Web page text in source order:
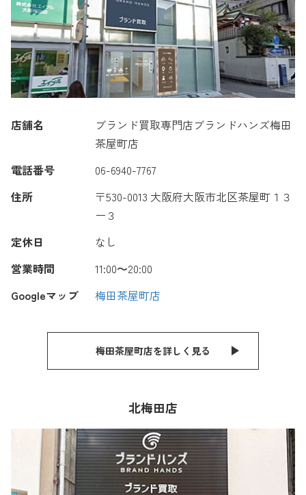
店舗名
ブランド買取専門店ブランドハンズ梅田
茶屋町店
電話番号
06-6940-7767
住所
〒530-0013 大阪府大阪市北区茶屋町１３
ー３
定休日
なし
営業時間
11:00〜20:00
Googleマップ
梅田茶屋町店
梅田茶屋町店を詳しく見る
北梅田店